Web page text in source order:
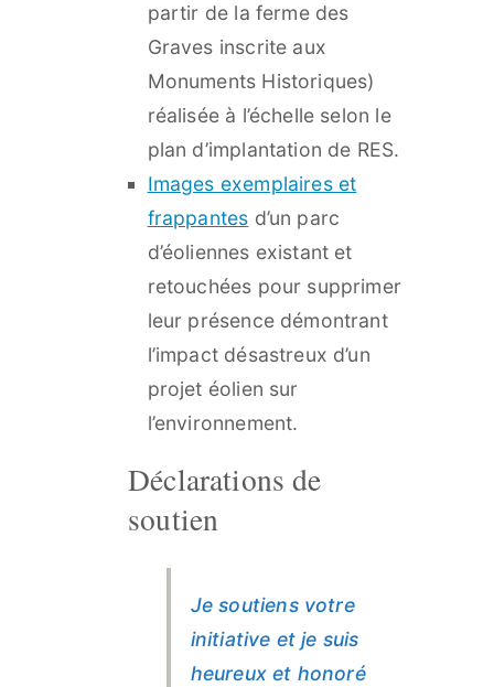
partir de la ferme des
Graves inscrite aux
Monuments Historiques)
réalisée à l’échelle selon le
plan d’implantation de RES.​
Images exemplaires et
frappantes d’un parc
d’éoliennes existant et
retouchées pour supprimer
leur présence démontrant
l’impact désastreux d’un
projet éolien sur
l’environnement.
​Déclarations de
soutien
Je soutiens votre
initiative et je suis
heureux et honoré